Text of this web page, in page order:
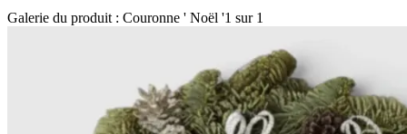
Galerie du produit : Couronne ' Noël '1 sur 1